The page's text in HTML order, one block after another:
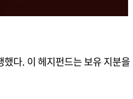
다. 이 헤지펀드는 보유 지분을